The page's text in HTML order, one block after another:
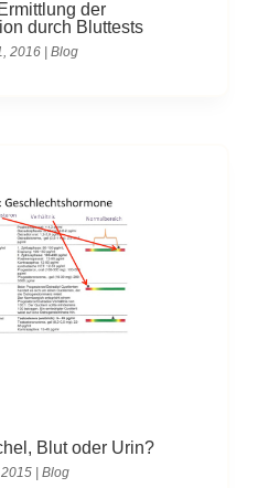
der
durch Bluttests
2016| Blog
Blut oder Urin?
| Blog